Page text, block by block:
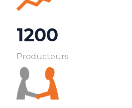
1200
Producteurs